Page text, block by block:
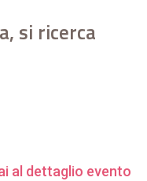
si ricerca
al dettaglio evento